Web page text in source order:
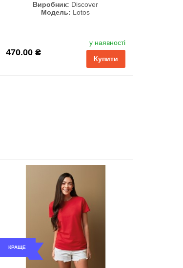
Виробник: Discover
Модель: Lotos
470.00 ₴
у наявності
Купити
Чорний
порівняння
КРАЩЕ